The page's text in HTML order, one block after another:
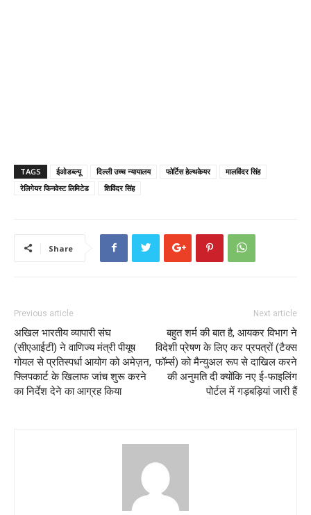
TAGS ईओडब्ल्यू दिल्ली उच्च न्यायालय फोर्टिस हेल्थकेयर
मालविंदर सिंह
रेलिगेयर फिनवेस्ट लिमिटेड
शिविंदर सिंह
Share
Previous article
अखिल भारतीय व्यापारी संघ
(सीएआईटी) ने वाणिज्य मंत्री पीयूष
गोयल से प्रतिस्पर्धा आयोग को अमेज़न,
फ्लिपकार्ट के खिलाफ जांच शुरू करने
का निर्देश देने का आग्रह किया
Next article
बहुत शर्म की बात है, आयकर विभाग ने
विदेशी प्रेषण के लिए कर प्रपत्रों (टैक्स
फॉर्म्स) को मैन्युअल रूप से दाखिल करने
की अनुमति दी क्योंकि नए ई-फाइलिंग
पोर्टल में गड़बड़ियां जारी हैं